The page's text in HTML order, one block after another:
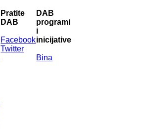
Pratite
DAB
Facebook
Twitter
DAB
programi
i
inicijative
Bina